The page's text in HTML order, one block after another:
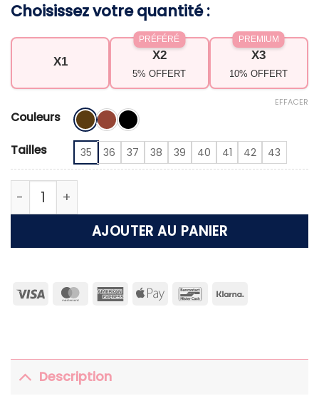
Choisissez votre quantité :
X1 X2
5% OFFERT
PRÉFÉRÉ
X3
10% OFFERT
PREMIUM
Couleurs
Tailles 35 36 37 38 39 40 41 42 43
EFFACER
quantité de Bottes cavalières femme en cuir
AJOUTER AU PANIER
Visa MasterCardAmericanApple
Bancontact
Klarna
Description